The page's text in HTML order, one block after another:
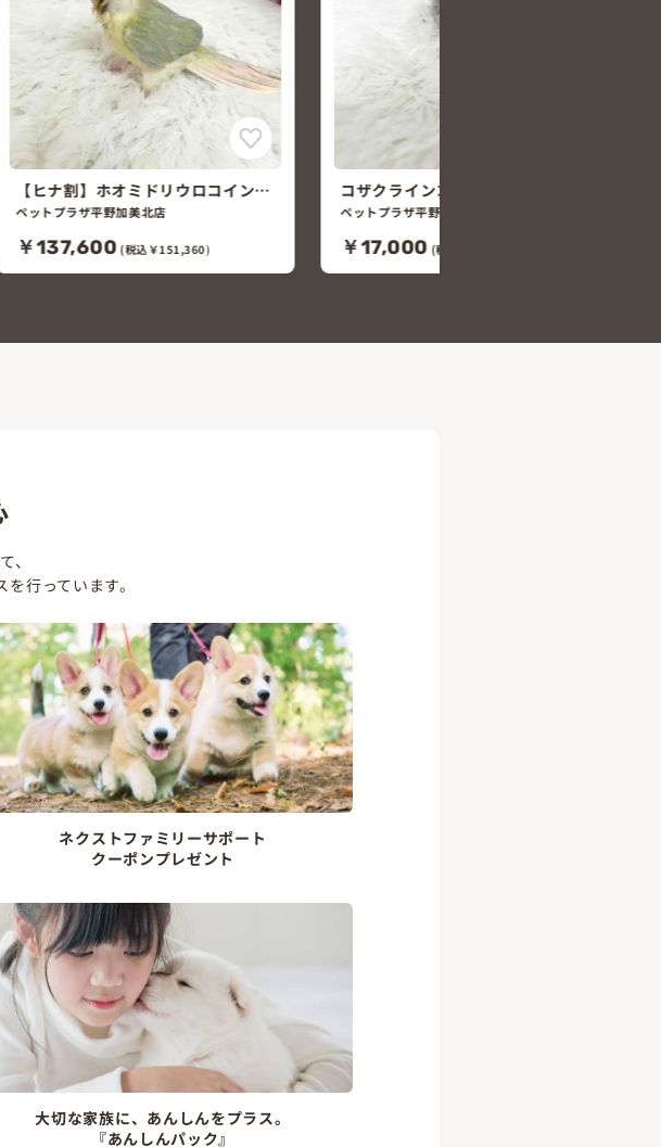
コザクラインコ（ブルー）
ペットプラザ平野加美北店
￥17,000 (税込￥18,700)
ホオミドリウロコインコ（シナモ
ン）
ペットプラザ平野加美北店
￥98,000 (税込￥107,800)
、
行っています。
ネクストファミリーサポート
クーポンプレゼント
大切な家族に、あんしんをプラス。
『あんしんパック』